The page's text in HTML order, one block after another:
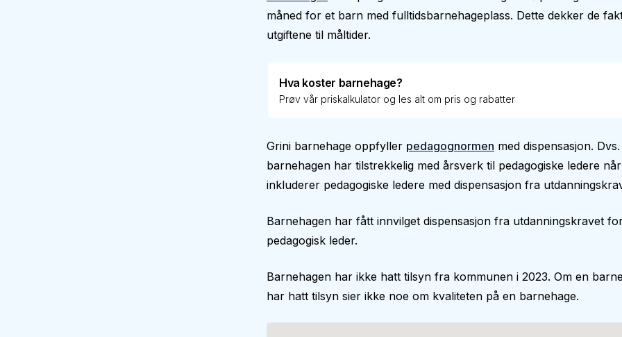
måned for et barn med fulltidsbarnehageplass. Dette dekker de
utgiftene til måltider.
Hva koster barnehage?
Prøv vår priskalkulator og les alt om pris og rabatter
Grini barnehage oppfyller pedagognormen med dispensasjon.
barnehagen har tilstrekkelig med årsverk til pedagogiske ledere
inkluderer pedagogiske ledere med dispensasjon fra
Barnehagen har fått innvilget dispensasjon fra utdanningskravet
pedagogisk leder.
Barnehagen har ikke hatt tilsyn fra kommunen i 2023. Om en
har hatt tilsyn sier ikke noe om kvaliteten på en barnehage.